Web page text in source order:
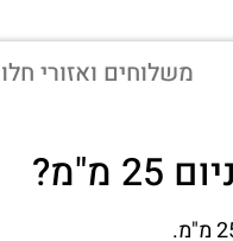
משלוחים ואזורי